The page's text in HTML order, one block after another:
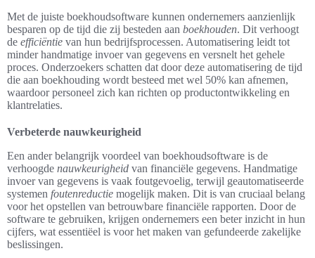
Met de juiste boekhoudsoftware kunnen ondernemers aanzienlijk
besparen op de tijd die zij besteden aan boekhouden. Dit verhoogt
de efficiëntie van hun bedrijfsprocessen. Automatisering leidt tot
minder handmatige invoer van gegevens en versnelt het gehele
proces. Onderzoekers schatten dat door deze automatisering de tijd
die aan boekhouding wordt besteed met wel 50% kan afnemen,
waardoor personeel zich kan richten op productontwikkeling en
klantrelaties.
Verbeterde nauwkeurigheid
Een ander belangrijk voordeel van boekhoudsoftware is de
verhoogde nauwkeurigheid van financiële gegevens. Handmatige
invoer van gegevens is vaak foutgevoelig, terwijl geautomatiseerde
systemen foutenreductie mogelijk maken. Dit is van cruciaal belang
voor het opstellen van betrouwbare financiële rapporten. Door de
software te gebruiken, krijgen ondernemers een beter inzicht in hun
cijfers, wat essentiëel is voor het maken van gefundeerde zakelijke
beslissingen.